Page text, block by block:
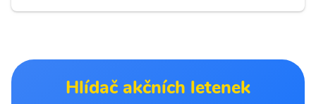
Hlídač akčních letenek